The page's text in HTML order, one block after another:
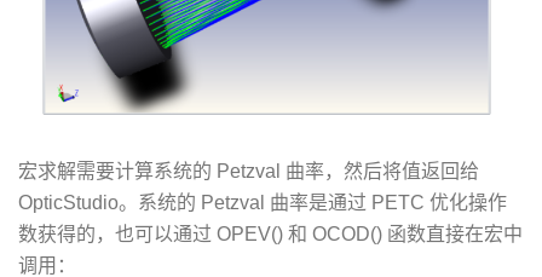
宏求解需要计算系统的 Petzval 曲率，然后将值返回给
OpticStudio。系统的 Petzval 曲率是通过 PETC 优化操作
数获得的，也可以通过 OPEV() 和 OCOD() 函数直接在宏中
调用：